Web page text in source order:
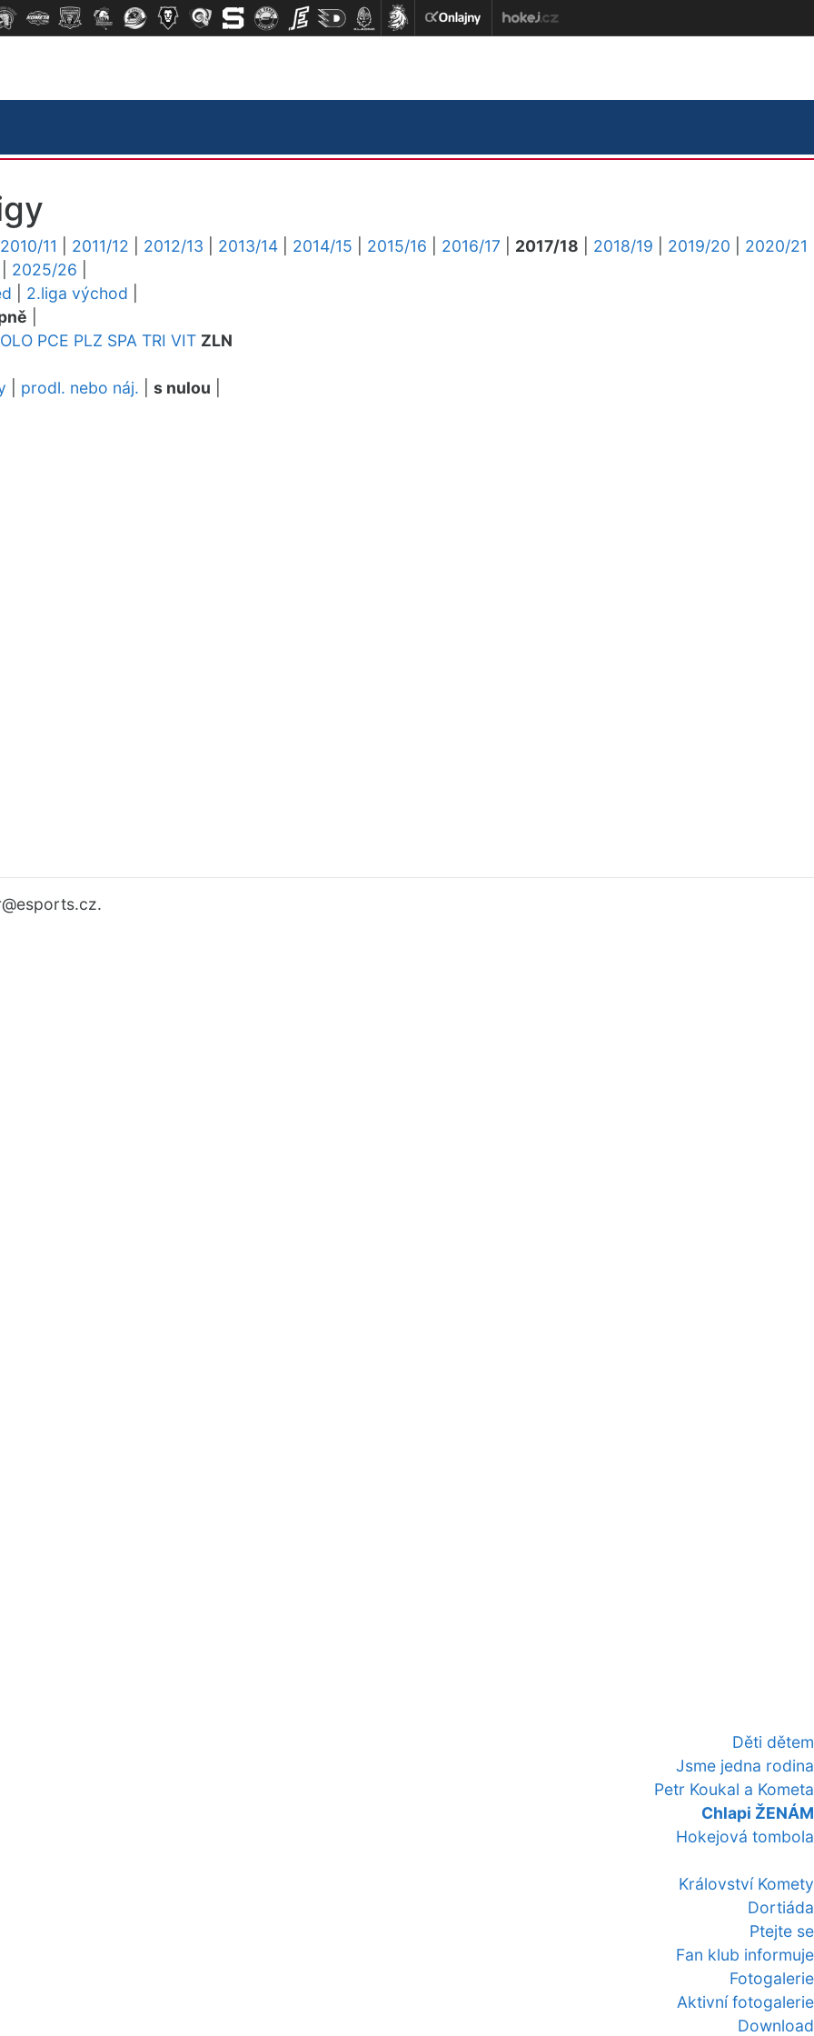
Děti dětem
Jsme jedna rodina
Petr Koukal a Kometa
Chlapi ŽENÁM
Hokejová tombola
Království Komety
Dortiáda
Ptejte se
Fan klub informuje
Fotogalerie
Aktivní fotogalerie
Download
2010/11 2011/12 2012/13 2013/14 2014/15 2015/16 2016/17 2017/18 2018/19 2019/20
2020/21
2025/26
2.liga východ
OLO PCE PLZ SPA TRI VIT ZLN
prodl. nebo náj. s nulou
@esports.cz.